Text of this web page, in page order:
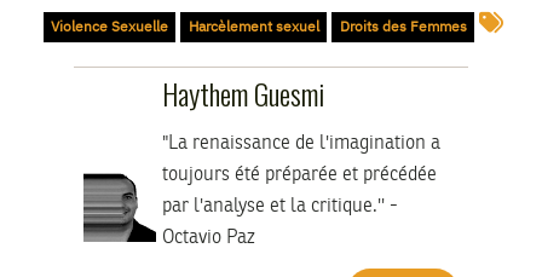
Droits des Femmes
Harcèlement sexuel
Violence Sexuelle
Haythem Guesmi
"La renaissance de l'imagination a
toujours été préparée et précédée
par l'analyse et la critique.'' -
Octavio Paz